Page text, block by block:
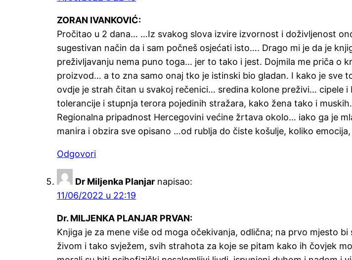
ZORAN IVANKOVIĆ:
Pročitao u 2 dana… …Iz svakog slova izvire izvornost i doživljenost
sugestivan način da i sam počneš osjećati isto…. Drago mi je da je
preživljavanju nema puno toga… jer to tako i jest. Dojmila me priča o
proizvod… a to zna samo onaj tko je istinski bio gladan. I kako je sve
ovdje je strah čitan u svakoj rečenici… sredina kolone preživi…
tolerancije i stupnja terora pojedinih stražara, kako žena tako i
Regionalna pripadnost Hercegovini većine žrtava okolo… iako ga je
manira i obzira sve opisano …od rublja do čiste košulje, koliko
Odgovori
Dr Miljenka Planjar napisao:
11/06/2022 u 22:19
Dr. MILJENKA PLANJAR PRVAN:
Knjiga je za mene više od moga očekivanja, odlična; na prvo mjesto
živom i tako svježem, svih strahota za koje se pitam kako ih čovjek